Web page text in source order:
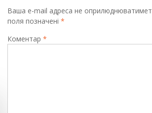
Ваша e-mail адреса не
поля позначені *
Коментар *